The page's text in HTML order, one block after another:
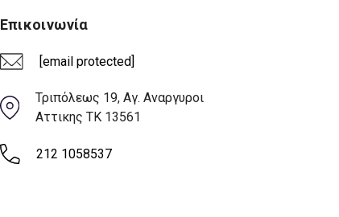
Επικοινωνία
[email protected]
Τριπόλεως 19, Αγ. Αναργυροι
Αττικης ΤΚ 13561
212 1058537